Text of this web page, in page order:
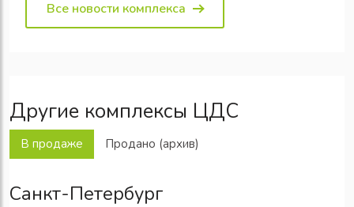
Все новости комплекса
Другие комплексы ЦДС
В продаже Продано (архив)
Санкт-Петербург